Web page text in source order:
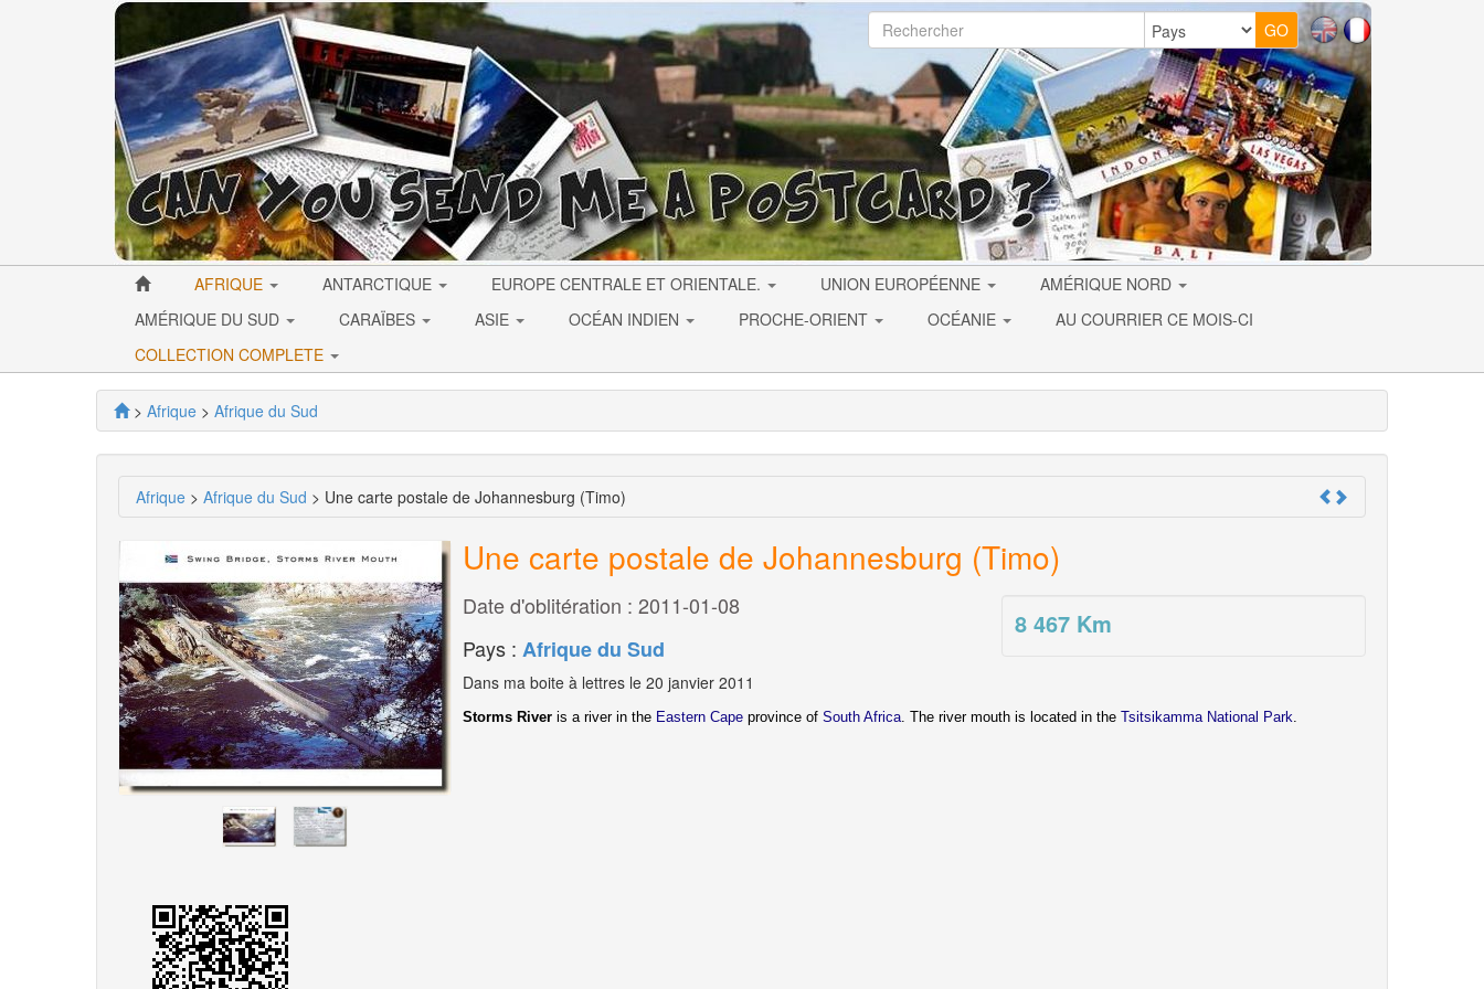
AFRIQUE ANTARCTIQUE EUROPE CENTRALE ET ORIENTALE. UNION EUROPÉENNE
AMÉRIQUE NORD
AMÉRIQUE DU SUD
CARAÏBES ASIE OCÉAN INDIEN PROCHE-ORIENT OCÉANIE
AU COURRIER CE MOIS-CI
COLLECTION COMPLETE
> Afrique > Afrique du Sud
Afrique > Afrique du Sud > Une carte postale de Johannesburg (Timo)
Une carte postale de Johannesburg (Timo)
8 467 Km
Date d'oblitération : 2011-01-08
Pays : Afrique du Sud
Dans ma boite à lettres le 20 janvier 2011
Storms River is a river in the Eastern Cape province of South Africa. The river mouth is located in the Tsitsikamma National Park.